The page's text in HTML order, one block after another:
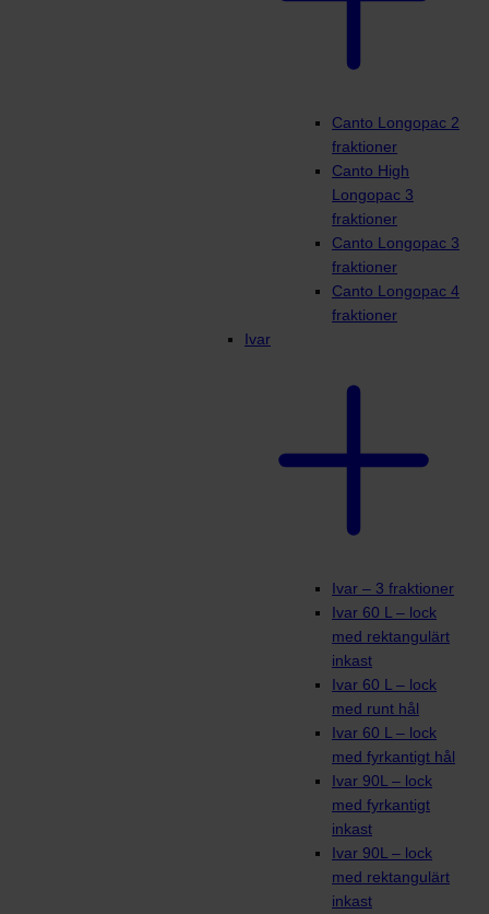
Canto Longopac 2
fraktioner
Canto High
Longopac 3
fraktioner
Canto Longopac 3
fraktioner
Canto Longopac 4
fraktioner
Ivar
Ivar – 3 fraktioner
Ivar 60 L – lock
med rektangulärt
inkast
Ivar 60 L – lock
med runt hål
Ivar 60 L – lock
med fyrkantigt hål
Ivar 90L – lock
med fyrkantigt
inkast
Ivar 90L – lock
med rektangulärt
inkast